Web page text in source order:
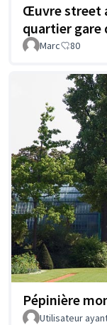
Œuvre street
quartier gare
Marc 80
Pépinière
Utilisateur